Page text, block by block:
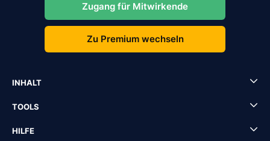
Zugang für Mitwirkende
Zu Premium wechseln
INHALT
TOOLS
HILFE